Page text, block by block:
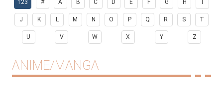
123 # A B C D E F G H
J K L M N O P Q R S T
U V W X Y Z
ANIME/MANGA